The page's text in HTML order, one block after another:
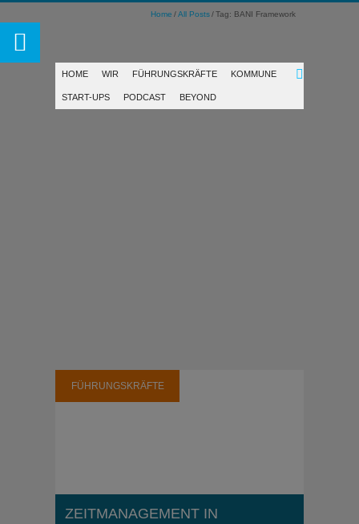
Home All Posts Tag: BANI Framework
HOME WIR FÜHRUNGSKRÄFTE KOMMUNE
START-UPS PODCAST BEYOND
FÜHRUNGSKRÄFTE
ZEITMANAGEMENT IN